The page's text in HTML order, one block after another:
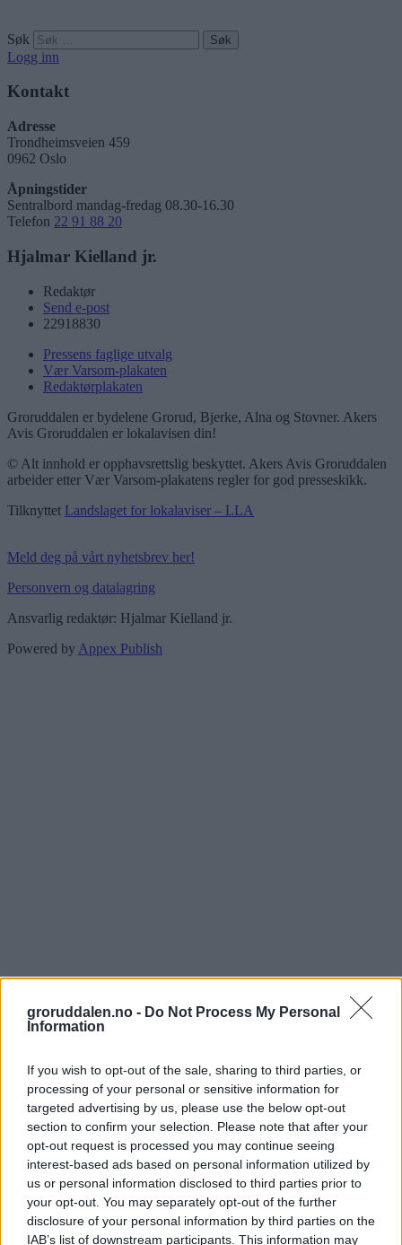
groruddalen.no - Do Not Process My Personal
Information
If you wish to opt-out of the sale, sharing to third parties, or
processing of your personal or sensitive information for
targeted advertising by us, please use the below opt-out
section to confirm your selection. Please note that after your
opt-out request is processed you may continue seeing
interest-based ads based on personal information utilized by
us or personal information disclosed to third parties prior to
your opt-out. You may separately opt-out of the further
disclosure of your personal information by third parties on the
IAB’s list of downstream participants. This information may
Søk
Logg inn
Kontakt
Adresse
Trondheimsveien 459
0962 Oslo
Åpningstider
Sentralbord mandag-fredag 08.30-16.30
Telefon 22 91 88 20
Hjalmar Kielland jr.
Redaktør
Send e-post
22918830
Pressens faglige utvalg
Vær Varsom-plakaten
Redaktørplakaten
Groruddalen er bydelene Grorud, Bjerke, Alna og Stovner. Akers
Avis Groruddalen er lokalavisen din!
© Alt innhold er opphavsrettslig beskyttet. Akers Avis Groruddalen
arbeider etter Vær Varsom-plakatens regler for god presseskikk.
Tilknyttet Landslaget for lokalaviser – LLA
Meld deg på vårt nyhetsbrev her!
Personvern og datalagring
Ansvarlig redaktør: Hjalmar Kielland jr.
Powered by Appex Publish